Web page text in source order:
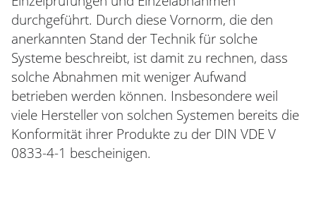
durchgeführt. Durch diese Vornorm, die den
anerkannten Stand der Technik für solche
Systeme beschreibt, ist damit zu rechnen, dass
solche Abnahmen mit weniger Aufwand
betrieben werden können. Insbesondere weil
viele Hersteller von solchen Systemen bereits die
Konformität ihrer Produkte zu der DIN VDE V
0833-4-1 bescheinigen.